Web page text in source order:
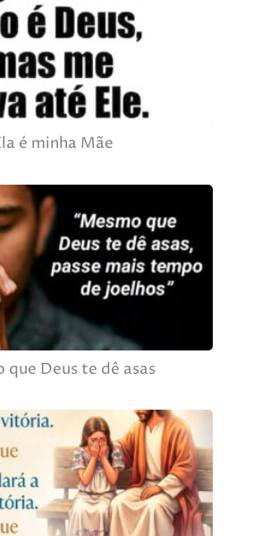
é minha Mãe
que Deus te dê asas